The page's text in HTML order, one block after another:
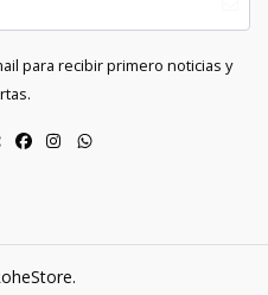
para recibir primero noticias y